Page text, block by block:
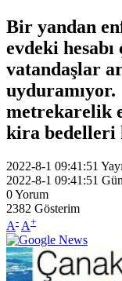
Bir yandan
evdeki
vatandaşlar
metrekarelik
kira bedelleri
2022-8-1 09:41:51
2022-8-1 09:41:51
0Yorum
2382 Gösterim
A- A+